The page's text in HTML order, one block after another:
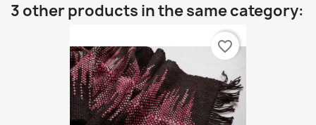
3 other products in the same category:
favorite_border